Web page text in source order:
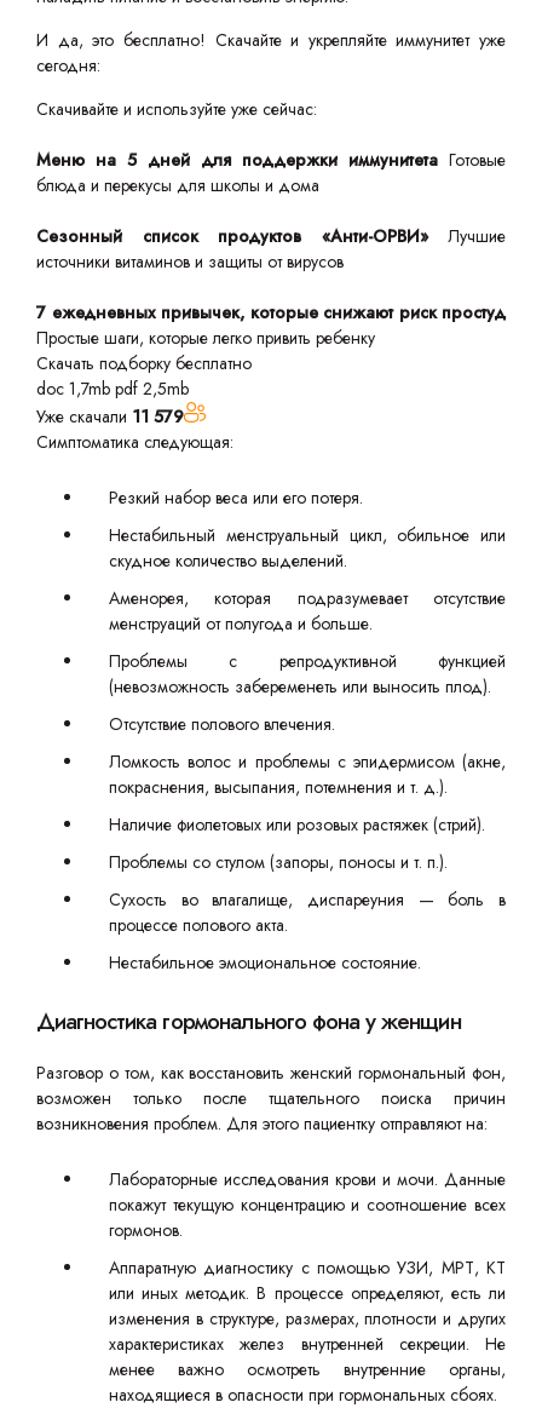
И да, это бесплатно! Скачайте и укрепляйте иммунитет уже
сегодня:
Скачивайте и используйте уже сейчас:
Меню на 5 дней для поддержки иммунитета Готовые
блюда и перекусы для школы и дома
Сезонный список продуктов «Анти-ОРВИ»
Лучшие
источники витаминов и защиты от вирусов
7 ежедневных привычек, которые снижают риск простуд
Простые шаги, которые легко привить ребенку
Скачать подборку бесплатно
doc 1,7mb pdf 2,5mb
Уже скачали 11 579
Симптоматика следующая:
Резкий набор веса или его потеря.
Нестабильный менструальный цикл, обильное или
скудное количество выделений.
Аменорея, которая подразумевает отсутствие
менструаций от полугода и больше.
Проблемы с репродуктивной функцией
(невозможность забеременеть или выносить плод).
Отсутствие полового влечения.
Ломкость волос и проблемы с эпидермисом (акне,
покраснения, высыпания, потемнения и т. д.).
Наличие фиолетовых или розовых растяжек (стрий).
Проблемы со стулом (запоры, поносы и т. п.).
Сухость во влагалище, диспареуния — боль в
процессе полового акта.
Нестабильное эмоциональное состояние.
Диагностика гормонального фона у женщин
Разговор о том, как восстановить женский гормональный фон,
возможен только после тщательного поиска причин
возникновения проблем. Для этого пациентку отправляют на:
Лабораторные исследования крови и мочи. Данные
покажут текущую концентрацию и соотношение всех
гормонов.
Аппаратную диагностику с помощью УЗИ, МРТ, КТ
или иных методик. В процессе определяют, есть ли
изменения в структуре, размерах, плотности и других
характеристиках желез внутренней секреции. Не
менее важно осмотреть внутренние органы,
находящиеся в опасности при гормональных сбоях.